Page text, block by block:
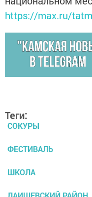
https://max.ru/
Теги:
СОКУРЫ
ФЕСТИВАЛЬ
ШКОЛА